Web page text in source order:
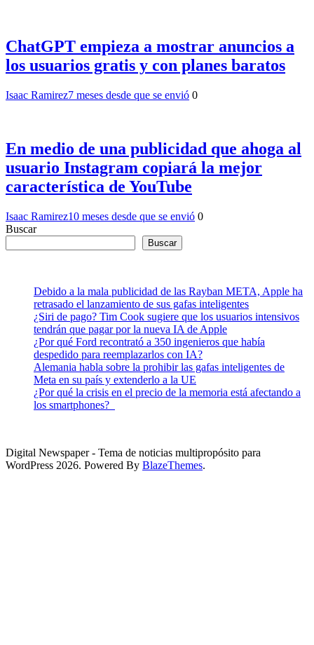
ChatGPT empieza a mostrar anuncios a
los usuarios gratis y con planes baratos
Isaac Ramirez7 meses desde que se envió 0
En medio de una publicidad que ahoga al
usuario Instagram copiará la mejor
característica de YouTube
Isaac Ramirez10 meses desde que se envió 0
Buscar
Buscar
Debido a la mala publicidad de las Rayban META, Apple ha
retrasado el lanzamiento de sus gafas inteligentes
¿Siri de pago? Tim Cook sugiere que los usuarios intensivos
tendrán que pagar por la nueva IA de Apple
¿Por qué Ford recontrató a 350 ingenieros que había
despedido para reemplazarlos con IA?
Alemania habla sobre la prohibir las gafas inteligentes de
Meta en su país y extenderlo a la UE
¿Por qué la crisis en el precio de la memoria está afectando a
los smartphones?
Digital Newspaper - Tema de noticias multipropósito para
WordPress 2026. Powered By BlazeThemes.